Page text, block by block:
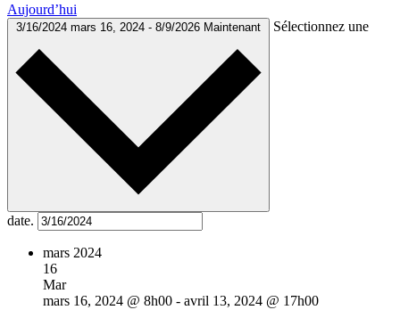
Aujourd’hui
3/16/2024 mars 16, 2024 - 8/9/2026 Maintenant Sélectionnez une
date.
mars 2024
16
Mar
mars 16, 2024 @ 8h00 - avril 13, 2024 @ 17h00